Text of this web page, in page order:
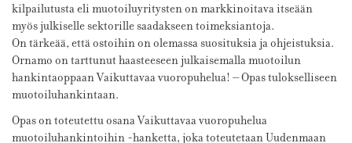
kilpailutusta eli muotoiluyritysten on markkinoitava itseään
myös julkiselle sektorille saadakseen toimeksiantoja.
On tärkeää, että ostoihin on olemassa suosituksia ja ohjeistuksia.
Ornamo on tarttunut haasteeseen julkaisemalla muotoilun
hankintaoppaan Vaikuttavaa vuoropuhelua! – Opas tulokselliseen
muotoiluhankintaan.
Opas on toteutettu osana Vaikuttavaa vuoropuhelua
muotoiluhankintoihin -hanketta, joka toteutetaan Uudenmaan